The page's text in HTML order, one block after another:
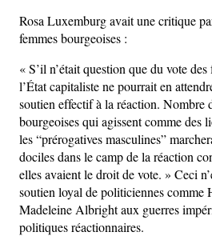
Rosa Luxemburg avait une critique
femmes bourgeoises :
« S’il n’était question que du vote
l’État capitaliste ne pourrait en
soutien effectif à la réaction. Nombre
bourgeoises qui agissent comme des
les “prérogatives masculines”
dociles dans le camp de la réaction
elles avaient le droit de vote. » Ceci
soutien loyal de politiciennes
Madeleine Albright aux guerres
politiques réactionnaires.